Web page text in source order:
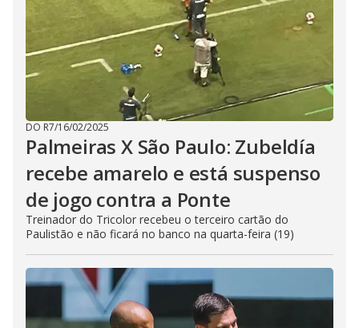
DO R7/16/02/2025
Palmeiras X São Paulo: Zubeldía
recebe amarelo e está suspenso
de jogo contra a Ponte
Treinador do Tricolor recebeu o terceiro cartão do
Paulistão e não ficará no banco na quarta-feira (19)